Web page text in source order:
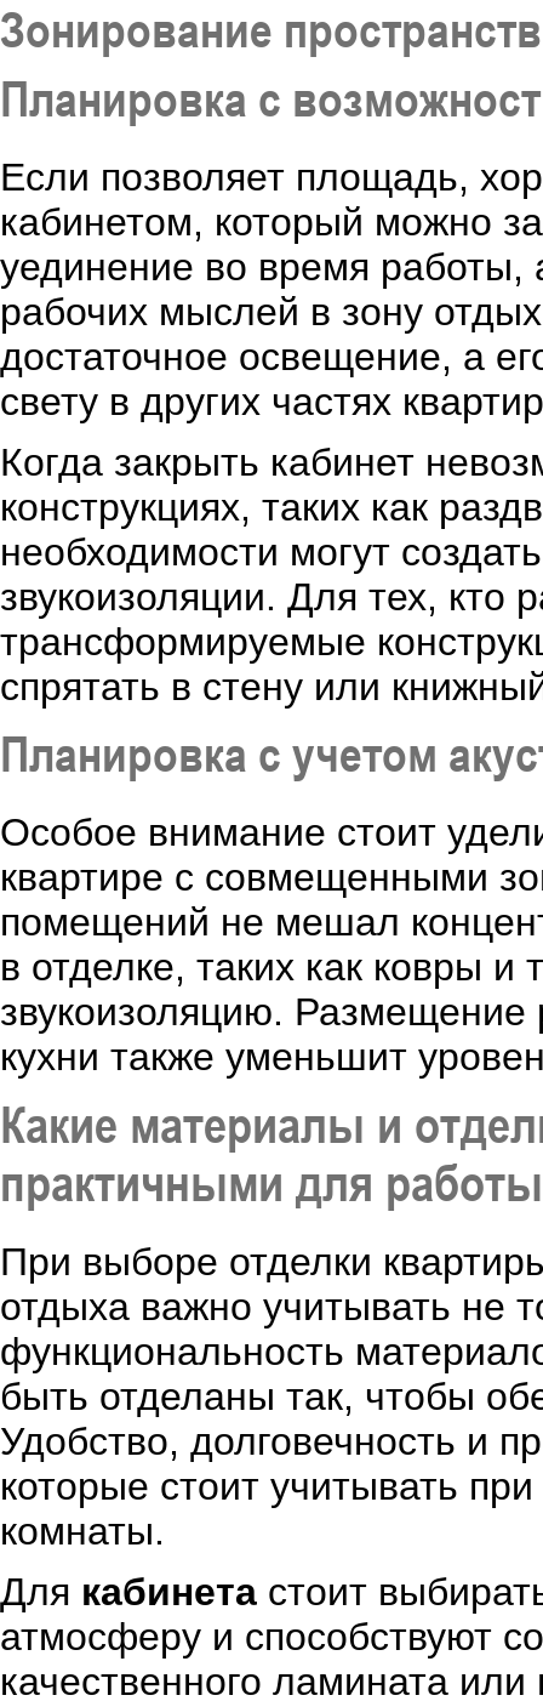
Зонирование
Планировка с
Если позволяет площадь,
кабинетом, который можно
уединение во время работы,
рабочих мыслей в зону
достаточное освещение, а
свету в других частях
Когда закрыть кабинет
конструкциях, таких как
необходимости могут
звукоизоляции. Для тех, кто
трансформируемые
спрятать в стену или
Планировка с учетом
Особое внимание стоит
квартире с совмещенными
помещений не мешал
в отделке, таких как ковры
звукоизоляцию. Размещение
кухни также уменьшит
Какие материалы и
практичными для
При выборе отделки
отдыха важно учитывать не
функциональность
быть отделаны так, чтобы
Удобство, долговечность и
которые стоит учитывать
комнаты.
Для кабинета стоит
атмосферу и способствуют
качественного ламината